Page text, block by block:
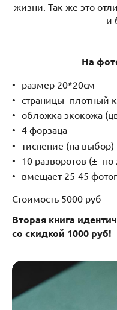
жизни. Так же это
и
На
размер 20*20см
страницы- плотный
обложка экокожа
4 форзаца
тиснение (на выбор)
10 разворотов (±-
вмещает 25-45
Стоимость 5000 руб
Вторая книга
со скидкой 1000 руб!